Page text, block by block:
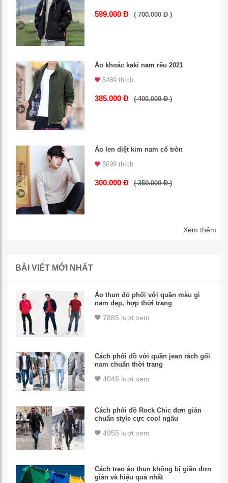
599.000 Đ ( 700.000 Đ )
Áo khoác kaki nam rêu 2021
5489 thích
385.000 Đ ( 400.000 Đ )
Áo len diệt kim nam cổ tròn
5699 thích
300.000 Đ ( 350.000 Đ )
Xem thêm
BÀI VIẾT MỚI NHẤT
Áo thun đỏ phối với quần màu gì
nam đẹp, hợp thời trang
7885 lượt xem
Cách phối đồ với quần jean rách gối
nam chuẩn thời trang
4046 lượt xem
Cách phối đồ Rock Chic đơn giản
chuẩn style cực cool ngầu
4955 lượt xem
Cách treo áo thun không bị giãn đơn
giản và hiệu quả nhất